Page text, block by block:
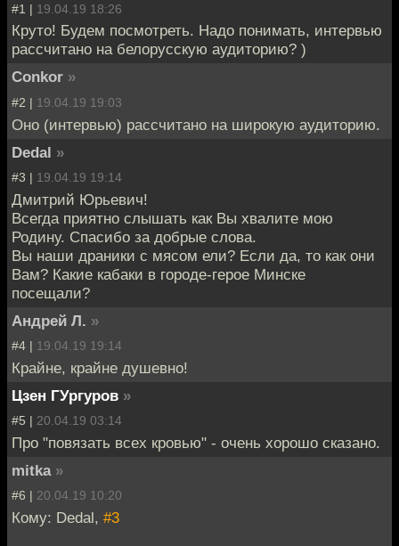
#1 | 19.04.19 18:26
Круто! Будем посмотреть. Надо понимать, интервью
рассчитано на белорусскую аудиторию? )
Conkor »
#2 | 19.04.19 19:03
Оно (интервью) рассчитано на широкую аудиторию.
Dedal »
#3 | 19.04.19 19:14
Дмитрий Юрьевич!
Всегда приятно слышать как Вы хвалите мою
Родину. Спасибо за добрые слова.
Вы наши драники с мясом ели? Если да, то как они
Вам? Какие кабаки в городе-герое Минске
посещали?
Андрей Л. »
#4 | 19.04.19 19:14
Крайне, крайне душевно!
Цзен ГУргуров »
#5 | 20.04.19 03:14
Про "повязать всех кровью" - очень хорошо сказано.
mitka »
#6 | 20.04.19 10:20
Кому: Dedal, #3